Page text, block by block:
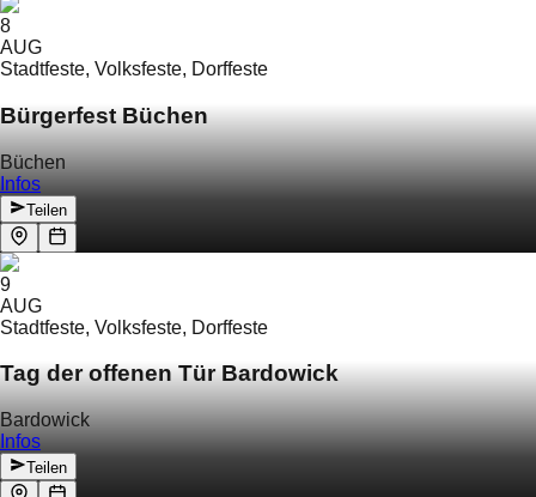
8
AUG
Stadtfeste, Volksfeste, Dorffeste
Bürgerfest Büchen
Büchen
Infos
Teilen
9
AUG
Stadtfeste, Volksfeste, Dorffeste
Tag der offenen Tür Bardowick
Bardowick
Infos
Teilen